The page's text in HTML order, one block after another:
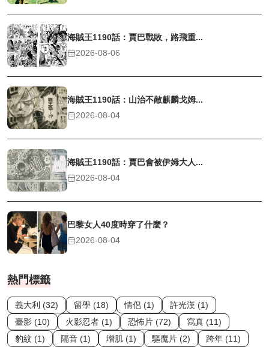
海賊王1190話：賈巴戰敗，路飛重...
2026-08-06
海賊王1190話：山治不敵麒麟戈姆...
2026-08-04
海賊王1190話：賈巴會被伊姆大人...
2026-08-04
巴黎女人40度時穿了什麼？
2026-08-04
熱門標籤
義大利 (32) 留學 (18) 情侶 (1)
許光漢 (1)
臺影 (10)
火影忍者 (1) 恐怖片 (72)
寫真 (11)
豹紋 (1)
隔音 (1) 增肌 (1) 驅魔片 (2)
跨年 (11)